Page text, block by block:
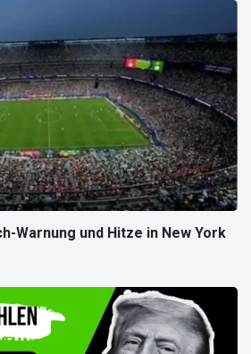
Warnung und Hitze in New York